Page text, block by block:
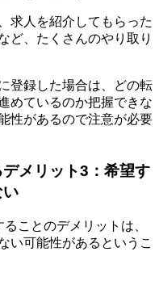
求人を紹介してもらった
ど、たくさんのやり取り
登録した場合は、どの転
めているのか把握できな
性があるので注意が必要
メリット3：希望す
い
ことのデメリットは、
い可能性があるというこ